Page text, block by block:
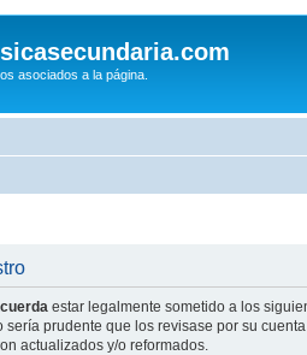
asociados a la página.
estar legalmente sometido a los
prudente que los revisase por su
actualizados y/o reformados.